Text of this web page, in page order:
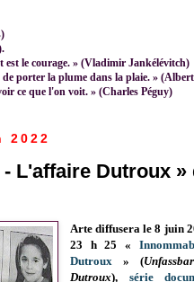
est le courage. » (Vladimir Jankélévitch)
porter la plume dans la plaie. »
ce que l'on voit. » (Charles Péguy)
2022
L'affaire Dutroux »
Arte diffusera le 8 juin
23 h 25 «
Dutroux » (
Dutroux), série